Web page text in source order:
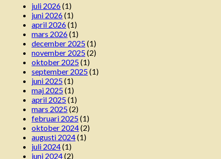
juli 2026(1)
juni 2026(1)
april 2026(1)
mars 2026(1)
december 2025(1)
november 2025(2)
oktober 2025(1)
september 2025(1)
juni 2025(1)
maj 2025(1)
april 2025(1)
mars 2025(2)
februari 2025(1)
oktober 2024(2)
augusti 2024(1)
juli 2024(1)
juni 2024(2)